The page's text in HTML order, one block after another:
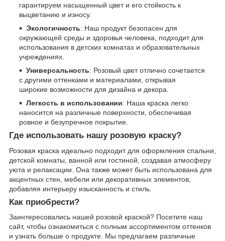
гарантируем насыщенный цвет и его стойкость к
выцветанию и износу.
Экологичность: Наш продукт безопасен для
окружающей среды и здоровья человека, подходит для
использования в детских комнатах и образовательных
учреждениях.
Универсальность: Розовый цвет отлично сочетается
с другими оттенками и материалами, открывая
широкие возможности для дизайна и декора.
Легкость в использовании: Наша краска легко
наносится на различные поверхности, обеспечивая
ровное и безупречное покрытие.
Где использовать нашу розовую краску?
Розовая краска идеально подходит для оформления спальни,
детской комнаты, ванной или гостиной, создавая атмосферу
уюта и релаксации. Она также может быть использована для
акцентных стен, мебели или декоративных элементов,
добавляя интерьеру изысканность и стиль.
Как приобрести?
Заинтересовались нашей розовой краской? Посетите наш
сайт, чтобы ознакомиться с полным ассортиментом оттенков
и узнать больше о продукте. Мы предлагаем различные